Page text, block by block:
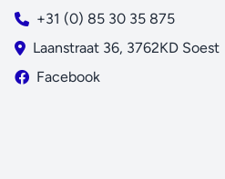
+31 (0) 85 30 35 875
Laanstraat 36, 3762KD Soest
Facebook